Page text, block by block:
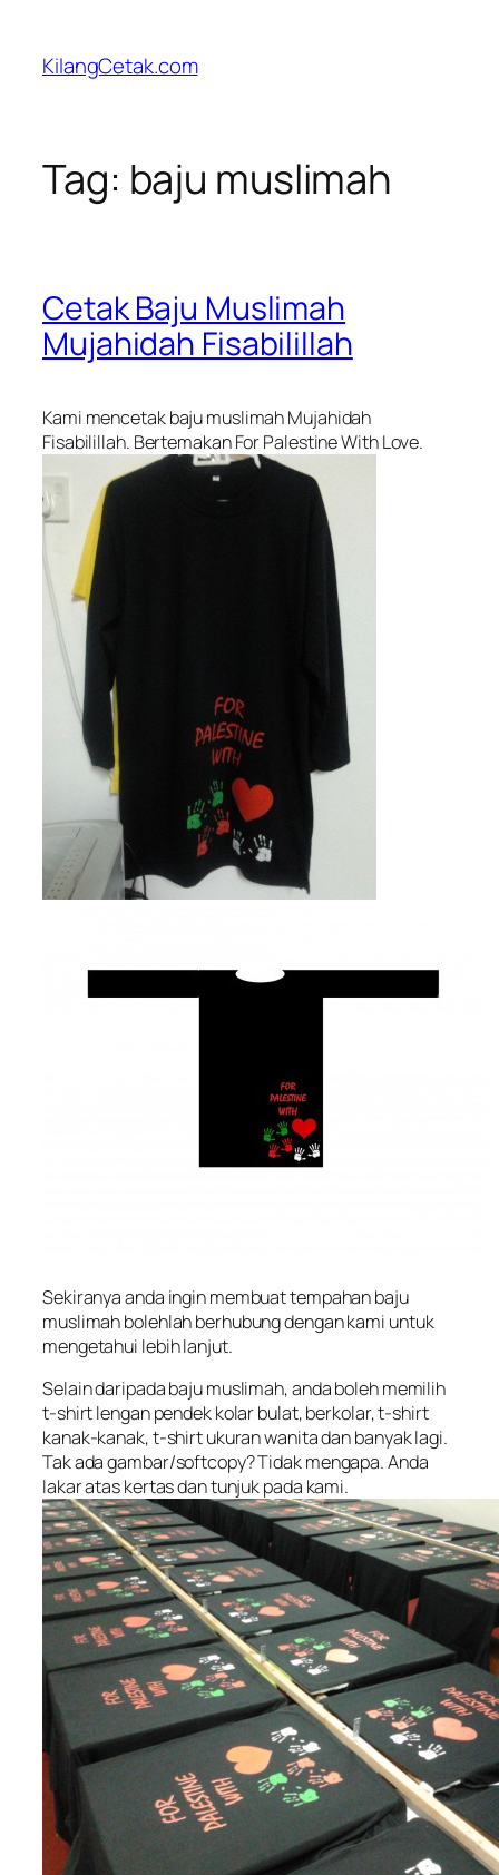
content
KilangCetak.com
Tag: baju muslimah
Cetak Baju Muslimah
Mujahidah Fisabilillah
Kami mencetak baju muslimah Mujahidah
Fisabilillah. BertemakanFor Palestine With Love.
Sekiranya anda ingin membuat tempahan baju
muslimah bolehlah berhubung dengan kami untuk
mengetahui lebih lanjut.
Selain daripada baju muslimah, anda boleh memilih
t-shirt lengan pendek kolar bulat, berkolar, t-shirt
kanak-kanak, t-shirt ukuran wanita dan banyak lagi.
Tak ada gambar/softcopy? Tidak mengapa. Anda
lakar atas kertas dan tunjuk pada kami.